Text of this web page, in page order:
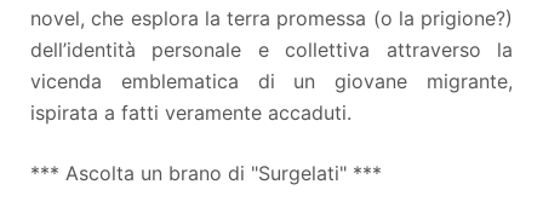
novel, che esplora la terra promessa (o la prigione?)
dell’identità personale e collettiva attraverso la
vicenda emblematica di un giovane migrante,
ispirata a fatti veramente accaduti.
*** Ascolta un brano di "Surgelati" ***